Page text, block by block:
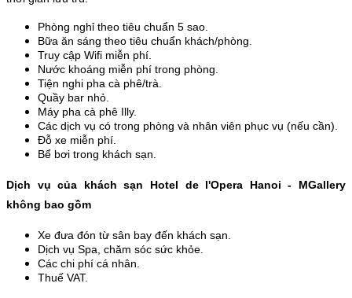
Phòng nghỉ theo tiêu chuẩn 5 sao.
Bữa ăn sáng theo tiêu chuẩn khách/phòng.
Truy cập Wifi miễn phí.
Nước khoáng miễn phí trong phòng.
Tiện nghi pha cà phê/trà.
Quầy bar nhỏ.
Máy pha cà phê Illy.
Các dịch vụ có trong phòng và nhân viên phục vụ (nếu cần).
Đỗ xe miễn phí.
Bể bơi trong khách sạn.
Dịch vụ của khách sạn Hotel de l'Opera Hanoi - MGallery
không bao gồm
Xe đưa đón từ sân bay đến khách sạn.
Dịch vụ Spa, chăm sóc sức khỏe.
Các chi phí cá nhân.
Thuế VAT.